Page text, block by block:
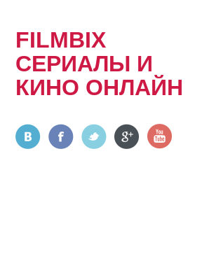
FILMBIX
СЕРИАЛЫ И
КИНО ОНЛАЙН